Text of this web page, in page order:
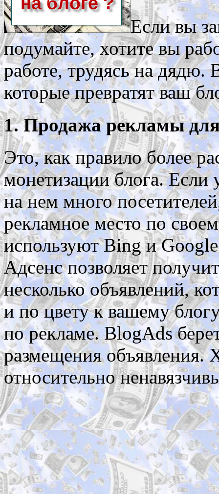
Если вы
подумайте, хотите вы
работе, трудясь на дядю.
которые превратят ваш
1. Продажа рекламы для
Это, как правило более
монетизации блога. Если
на нем много
рекламное место по
используют Bing и
Адсенс позволяет
несколько объявлений,
и по цвету к вашему
по рекламе. BlogAds
размещения объявления.
относительно